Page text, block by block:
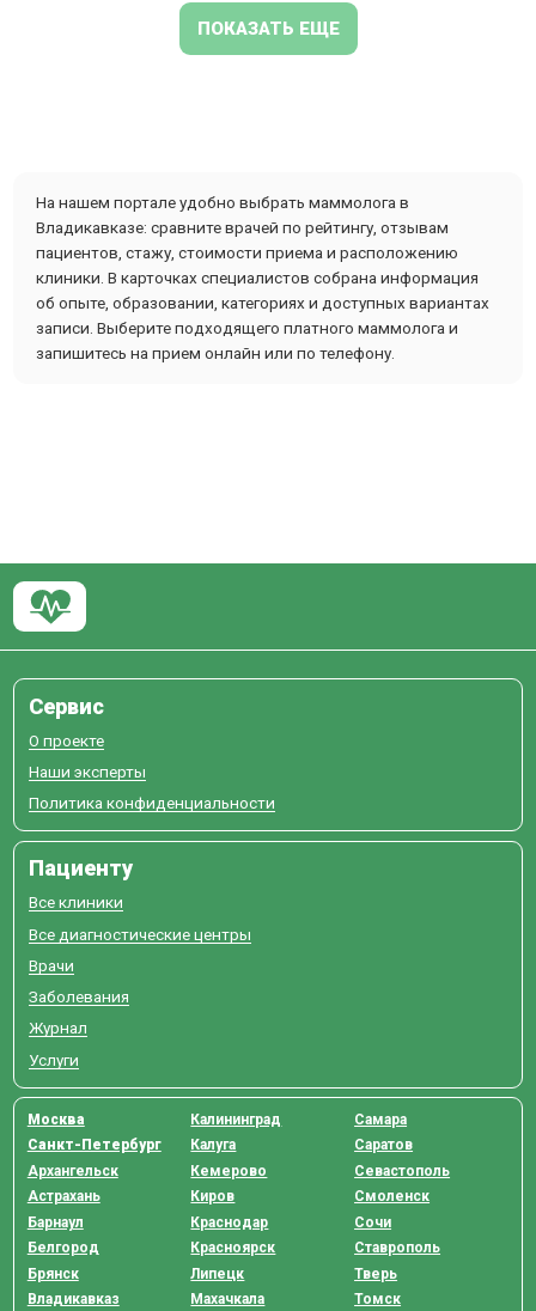
ПОКАЗАТЬ ЕЩЕ
На нашем портале удобно выбрать маммолога в
Владикавказе: сравните врачей по рейтингу, отзывам
пациентов, стажу, стоимости приема и расположению
клиники. В карточках специалистов собрана информация
об опыте, образовании, категориях и доступных вариантах
записи. Выберите подходящего платного маммолога и
запишитесь на прием онлайн или по телефону.
Сервис
О проекте
Наши эксперты
Политика конфиденциальности
Пациенту
Все клиники
Все диагностические центры
Врачи
Заболевания
Журнал
Услуги
Москва
Санкт-Петербург
Архангельск
Астрахань
Барнаул
Белгород
Брянск
Владикавказ
Калининград
Калуга
Кемерово
Киров
Краснодар
Красноярск
Липецк
Махачкала
Самара
Саратов
Севастополь
Смоленск
Сочи
Ставрополь
Тверь
Томск